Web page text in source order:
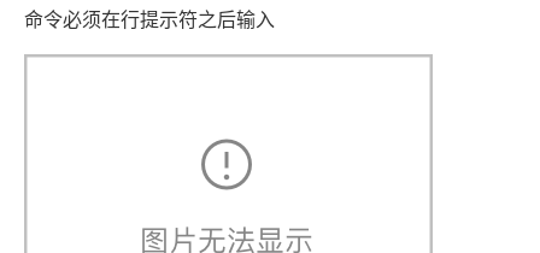
命令必须在行提示符之后输入